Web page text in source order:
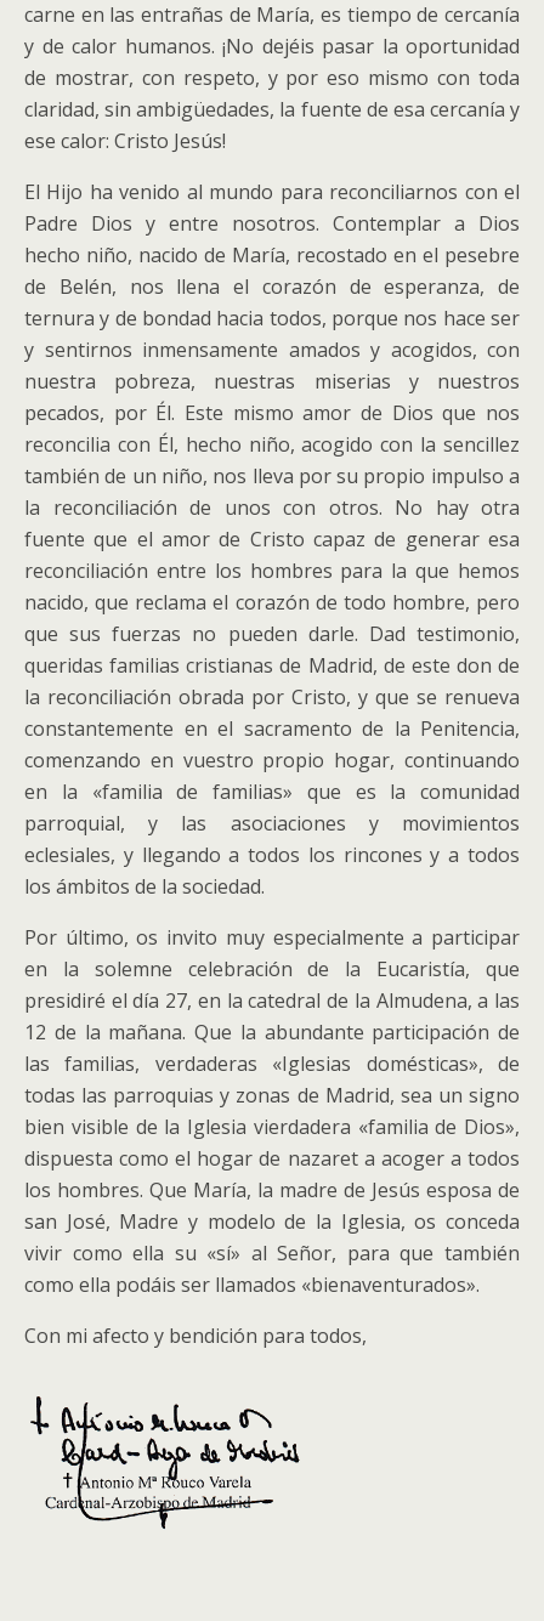
carne en las entrañas de María, es tiempo de cercanía
y de calor humanos. ¡No dejéis pasar la oportunidad
de mostrar, con respeto, y por eso mismo con toda
claridad, sin ambigüedades, la fuente de esa cercanía y
ese calor: Cristo Jesús!
El Hijo ha venido al mundo para reconciliarnos con el
Padre Dios y entre nosotros. Contemplar a Dios
hecho niño, nacido de María, recostado en el pesebre
de Belén, nos llena el corazón de esperanza, de
ternura y de bondad hacia todos, porque nos hace ser
y sentirnos inmensamente amados y acogidos, con
nuestra pobreza, nuestras miserias y nuestros
pecados, por Él. Este mismo amor de Dios que nos
reconcilia con Él, hecho niño, acogido con la sencillez
también de un niño, nos lleva por su propio impulso a
la reconciliación de unos con otros. No hay otra
fuente que el amor de Cristo capaz de generar esa
reconciliación entre los hombres para la que hemos
nacido, que reclama el corazón de todo hombre, pero
que sus fuerzas no pueden darle. Dad testimonio,
queridas familias cristianas de Madrid, de este don de
la reconciliación obrada por Cristo, y que se renueva
constantemente en el sacramento de la Penitencia,
comenzando en vuestro propio hogar, continuando
en la «familia de familias» que es la comunidad
parroquial, y las asociaciones y movimientos
eclesiales, y llegando a todos los rincones y a todos
los ámbitos de la sociedad.
Por último, os invito muy especialmente a participar
en la solemne celebración de la Eucaristía, que
presidiré el día 27, en la catedral de la Almudena, a las
12 de la mañana. Que la abundante participación de
las familias, verdaderas «Iglesias domésticas», de
todas las parroquias y zonas de Madrid, sea un signo
bien visible de la Iglesia vierdadera «familia de Dios»,
dispuesta como el hogar de nazaret a acoger a todos
los hombres. Que María, la madre de Jesús esposa de
san José, Madre y modelo de la Iglesia, os conceda
vivir como ella su «sí» al Señor, para que también
como ella podáis ser llamados «bienaventurados».
Con mi afecto y bendición para todos,